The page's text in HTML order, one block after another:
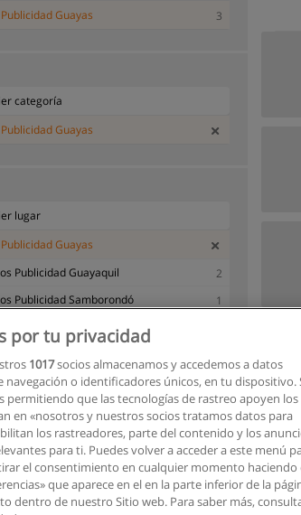
Guayas
3
categoría
Guayas
lugar
Guayas
Publicidad Guayaquil
2
Publicidad Samborondó
1
Reglas
Copyright ©
por tu privacidad
1017socios almacenamos y accedemos a datos
navegación o identificadores únicos, en tu dispositivo.
permitiendo que las tecnologías de rastreo apoyen los
en «nosotros y nuestros socios tratamos datos para
los rastreadores, parte del contenido y los
para ti. Puedes volver a acceder a este menú
el consentimiento en cualquier momento haciendo
que aparece en el en la parte inferior de la
dentro de nuestro Sitio web. Para saber más,